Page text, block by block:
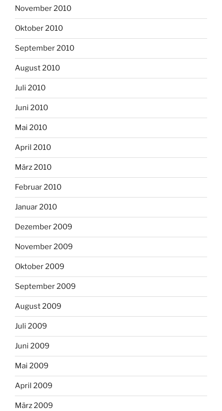
November 2010
Oktober 2010
September 2010
August 2010
Juli 2010
Juni 2010
Mai 2010
April 2010
März 2010
Februar 2010
Januar 2010
Dezember 2009
November 2009
Oktober 2009
September 2009
August 2009
Juli 2009
Juni 2009
Mai 2009
April 2009
März 2009